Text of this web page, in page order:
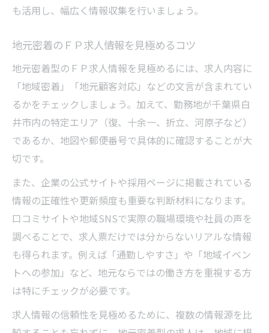
ＦＰ求人応募書類で地名チェックを徹底し
ＦＰ求人に採用されるための地名の書き方
地名ミスを防ぐＦＰ求人応募のチェックリ
スト
も活用し、幅広く情報収集を行いましょう。
地元密着のＦＰ求人情報を見極めるコツ
地元密着型のＦＰ求人情報を見極めるには、求人内容に
「地域密着」「地元顧客対応」などの文言が含まれてい
るかをチェックしましょう。加えて、勤務地が千葉県白
井市内の特定エリア（復、十余一、折立、河原子など）
であるか、地図や郵便番号で具体的に確認することが大
切です。
また、企業の公式サイトや採用ページに掲載されている
情報の正確性や更新頻度も重要な判断材料になります。
口コミサイトや地域SNSで実際の職場環境や社員の声を
調べることで、求人票だけでは分からないリアルな情報
も得られます。例えば「通勤しやすさ」や「地域イベン
トへの参加」など、地元ならではの働き方を重視する方
は特にチェックが必要です。
求人情報の信頼性を見極めるために、複数の情報源を比